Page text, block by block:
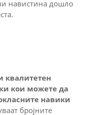
навистина дошло
квалитетен
кои можете да
навики
бројните